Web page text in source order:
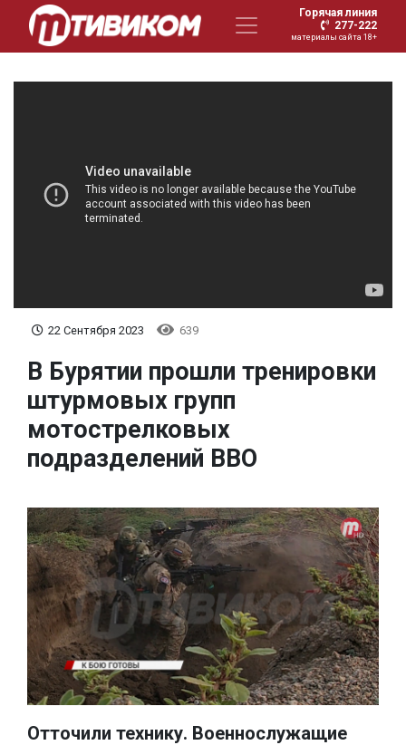
Горячая линия
277-222
материалы сайта 18+
22 Сентября 2023 639
В Бурятии прошли тренировки
штурмовых групп
мотострелковых
подразделений ВВО
Отточили технику. Военнослужащие